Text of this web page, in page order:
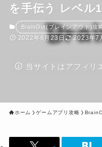
を手伝う レベル
BrainOut(ブレインアウト)攻
2022年6月23日 2023年7
当サイトはアフィリ
ホーム ゲームアプリ攻略